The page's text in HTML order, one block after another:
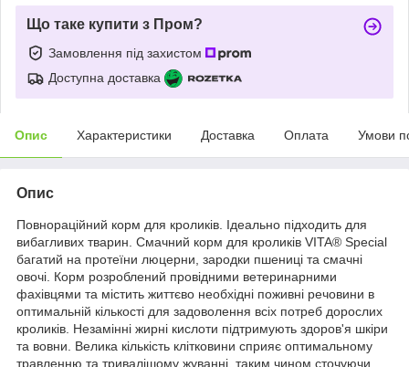
Що таке купити з Пром?
Замовлення під захистом
Доступна доставка
Опис Характеристики Доставка Оплата Умови
Опис
Повнораційний корм для кроликів. Ідеально підходить для
вибагливих тварин. Смачний корм для кроликів VITA® Special
багатий на протеїни люцерни, зародки пшениці та смачні
овочі. Корм розроблений провідними ветеринарними
фахівцями та містить життєво необхідні поживні речовини в
оптимальній кількості для задоволення всіх потреб дорослих
кроликів. Незамінні жирні кислоти підтримують здоров'я шкіри
та вовни. Велика кількість клітковини сприяє оптимальному
травленню та тривалішому жуванні, таким чином сточуючи